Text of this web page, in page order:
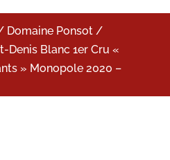
Domaine Ponsot/
Denis Blanc 1er Cru «
» Monopole 2020 –